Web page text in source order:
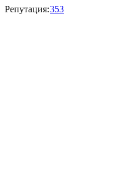
Репутация:353